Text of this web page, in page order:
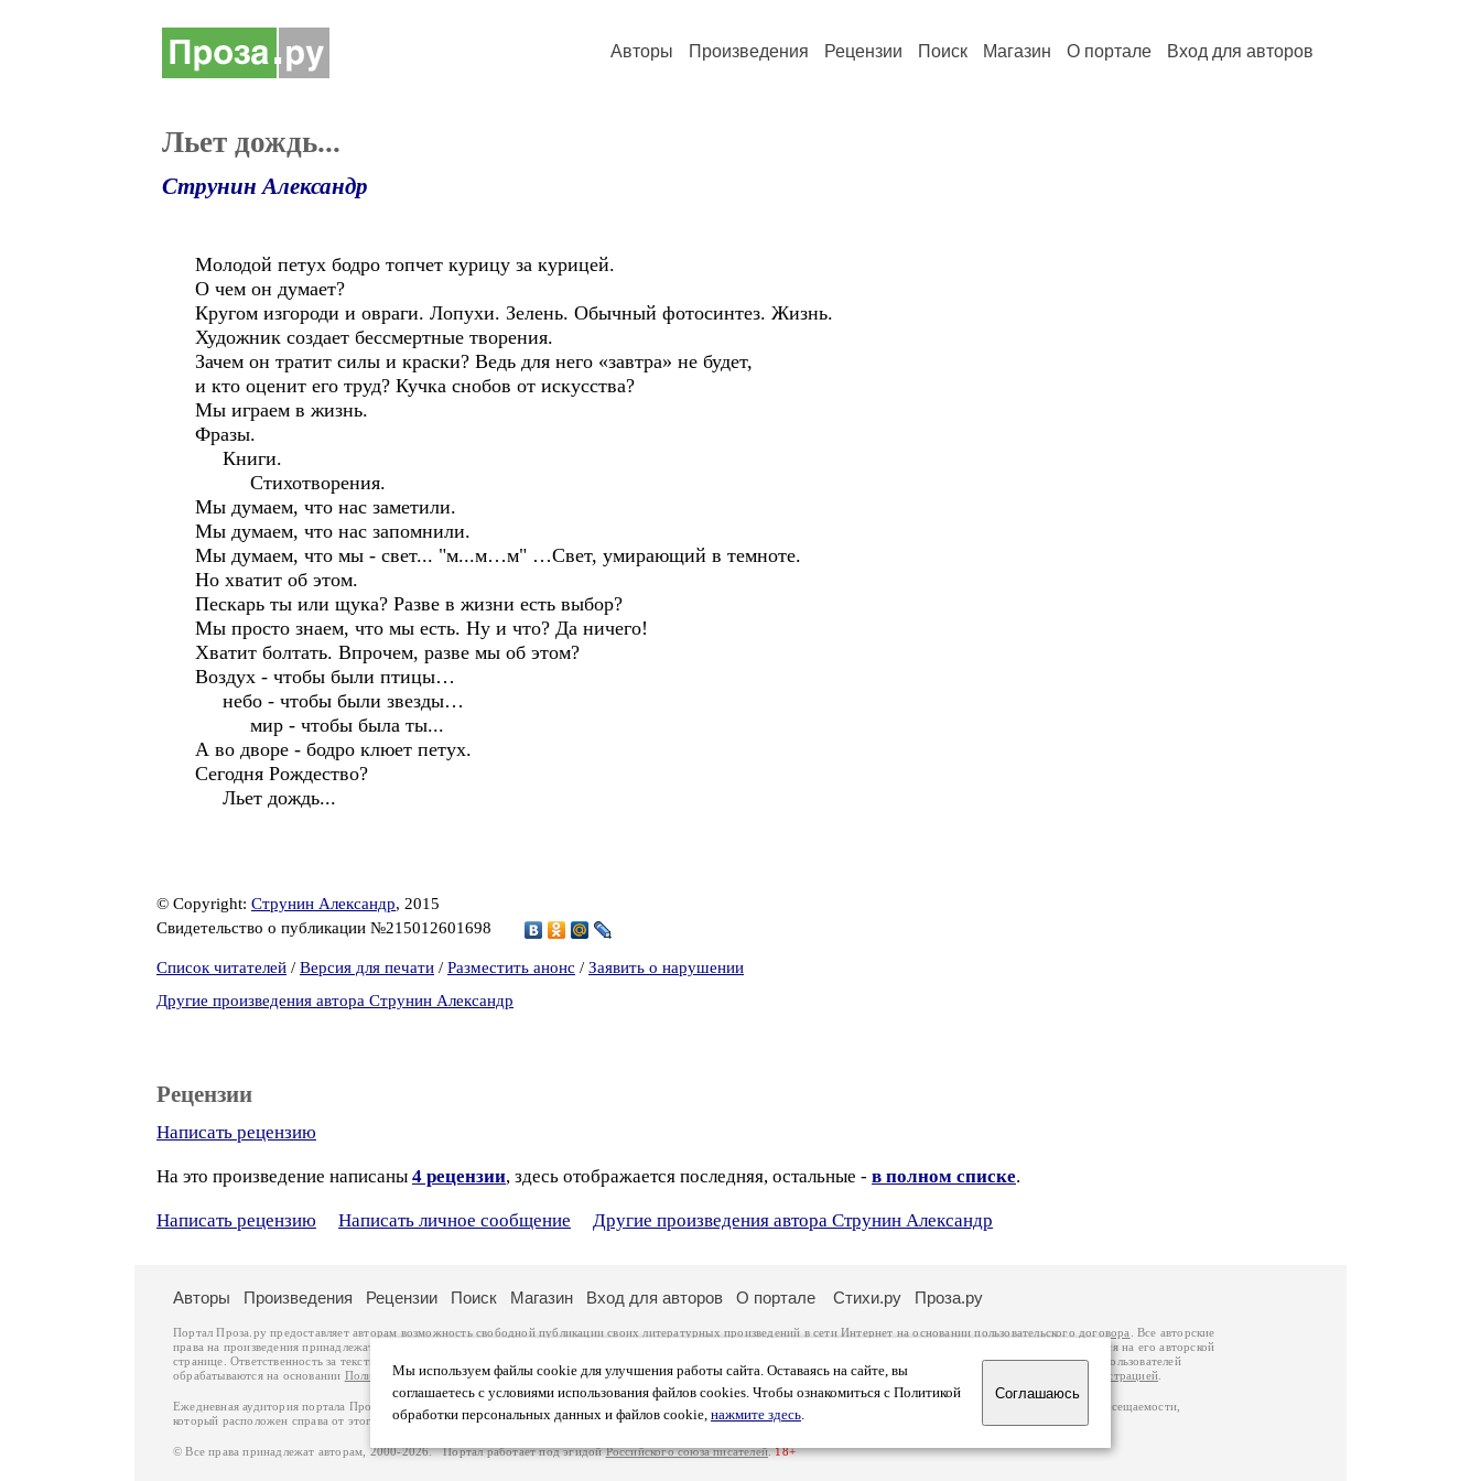
Авторы Произведения Рецензии Поиск Магазин О портале Вход для авторов
Льет дождь...
Струнин Александр
Молодой петух бодро топчет курицу за курицей.
О чем он думает?
Кругом изгороди и овраги. Лопухи. Зелень. Обычный фотосинтез. Жизнь.
Художник создает бессмертные творения.
Зачем он тратит силы и краски? Ведь для него «завтра» не будет,
и кто оценит его труд? Кучка снобов от искусства?
Мы играем в жизнь.
Фразы.
Книги.
Стихотворения.
Мы думаем, что нас заметили.
Мы думаем, что нас запомнили.
Мы думаем, что мы - свет... "м...м…м" …Свет, умирающий в темноте.
Но хватит об этом.
Пескарь ты или щука? Разве в жизни есть выбор?
Мы просто знаем, что мы есть. Ну и что? Да ничего!
Хватит болтать. Впрочем, разве мы об этом?
Воздух - чтобы были птицы…
небо - чтобы были звезды…
мир - чтобы была ты...
А во дворе - бодро клюет петух.
Сегодня Рождество?
Льет дождь...
© Copyright: Струнин Александр, 2015
Свидетельство о публикации №215012601698
Список читателей / Версия для печати / Разместить анонс / Заявить о нарушении
Другие произведения автора Струнин Александр
Рецензии
Написать рецензию
На это произведение написаны 4 рецензии, здесь отображается последняя, остальные - в полном списке.
Написать рецензию Написать личное сообщение Другие произведения автора Струнин Александр
Мы используем файлы cookie для улучшения работы сайта. Оставаясь на сайте, вы
соглашаетесь с условиями использования файлов cookies. Чтобы ознакомиться с Политикой
обработки персональных данных и файлов cookie, нажмите здесь.
Соглашаюсь
Авторы Произведения Рецензии Поиск Магазин Вход для авторов О портале Стихи.ру Проза.ру
Портал Проза.ру предоставляет авторам возможность свободной публикации своих литературных произведений в сети Интернет на основаниипользовательского договора
. Все авторские
права на произведения принадлежат авторам и охраняются
. Перепечатка произведений возможна только с согласия его автора, к которому вы можете обратиться на его авторской
странице. Ответственность за тексты произведений авторы несут самостоятельно на основании
законодательства Российской Федерации. Данные пользователей
обрабатываются на основании Политики обработки персональных данных. Вы также можете посмотреть более подробнуюинформацию о портале связаться с администрацией
Ежедневная аудитория портала Проза.ру – порядка 100 тысяч посетителей, которые в общей сумме просматривают более полумиллиона страниц по данным счетчика посещаемости,
который расположен справа от этого текста. В каждой графе указано по две цифры: количество просмотров и количество посетителей.
© Все права принадлежат авторам, 2000-2026. Портал работает под эгидойРоссийского союза писателей.18+